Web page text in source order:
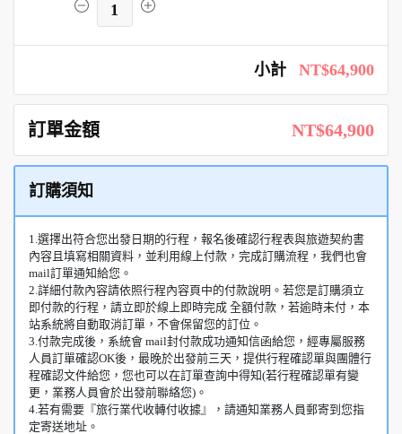
1
小計 NT$64,900
訂單金額 NT$64,900
訂購須知
1.選擇出符合您出發日期的行程，報名後確認行程表與旅遊契約書
內容且填寫相關資料，並利用線上付款，完成訂購流程，我們也會
mail訂單通知給您。
2.詳細付款內容請依照行程內容頁中的付款說明。若您是訂購須立
即付款的行程，請立即於線上即時完成 全額付款，若逾時未付，本
站系統將自動取消訂單，不會保留您的訂位。
3.付款完成後，系統會 mail封付款成功通知信函給您，經專屬服務
人員訂單確認OK後，最晚於出發前三天，提供行程確認單與團體行
程確認文件給您，您也可以在訂單查詢中得知(若行程確認單有變
更，業務人員會於出發前聯絡您)。
4.若有需要『旅行業代收轉付收據』，請通知業務人員郵寄到您指
定寄送地址。